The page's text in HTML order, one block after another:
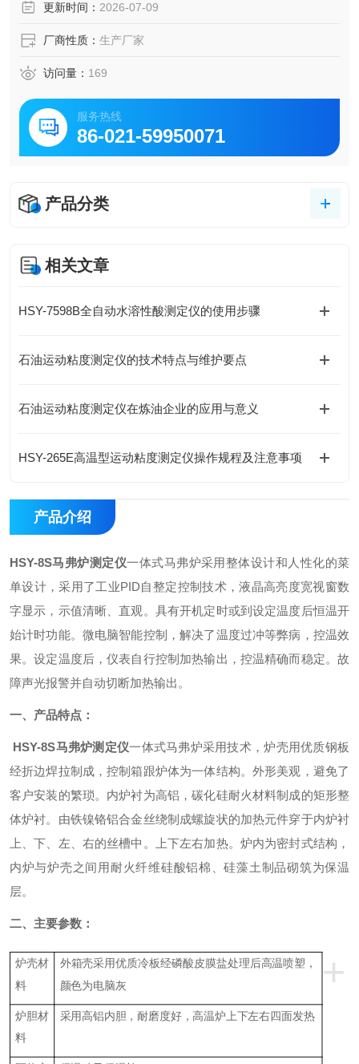
更新时间： 2026-07-09
厂商性质： 生产厂家
访问量： 169
服务热线
86-021-59950071
产品分类
相关文章
HSY-7598B全自动水溶性酸测定仪的使用步骤
石油运动粘度测定仪的技术特点与维护要点
石油运动粘度测定仪在炼油企业的应用与意义
HSY-265E高温型运动粘度测定仪操作规程及注意事项
产品介绍
HSY-8S马弗炉测定仪一体式马弗炉采用整体设计和人性化的菜
单设计，采用了工业PID自整定控制技术，液晶高亮度宽视窗数
字显示，示值清晰、直观。具有开机定时或到设定温度后恒温开
始计时功能。微电脑智能控制，解决了温度过冲等弊病，控温效
果。设定温度后，仪表自行控制加热输出，控温精确而稳定。故
障声光报警并自动切断加热输出。
一、产品特点：
HSY-8S马弗炉测定仪一体式马弗炉采用技术，炉壳用优质钢板
经折边焊拉制成，控制箱跟炉体为一体结构。外形美观，避免了
客户安装的繁琐。内炉衬为高铝，碳化硅耐火材料制成的矩形整
体炉衬。由铁镍铬铝合金丝绕制成螺旋状的加热元件穿于内炉衬
上、下、左、右的丝槽中。上下左右加热。炉内为密封式结构，
内炉与炉壳之间用耐火纤维硅酸铝棉、硅藻土制品砌筑为保温
层。
二、主要参数：
+
炉壳材
料
外箱壳采用优质冷板经磷酸皮膜盐处理后高温喷塑，
颜色为电脑灰
炉胆材
料
采用高铝内胆，耐磨度好，高温炉上下左右四面发热